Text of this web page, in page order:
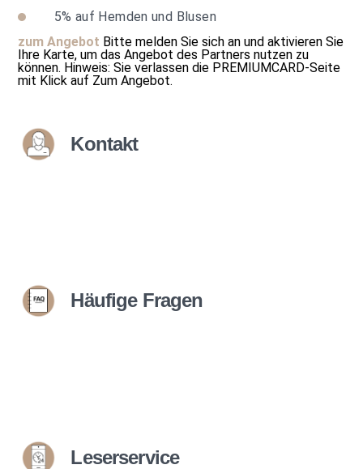
5% auf Hemden und Blusen
zum Angebot Bitte melden Sie sich an und aktivieren Sie
Ihre Karte, um das Angebot des Partners nutzen zu
können. Hinweis: Sie verlassen die PREMIUMCARD-Seite
mit Klick auf Zum Angebot.
Kontakt
Häufige Fragen
Leserservice